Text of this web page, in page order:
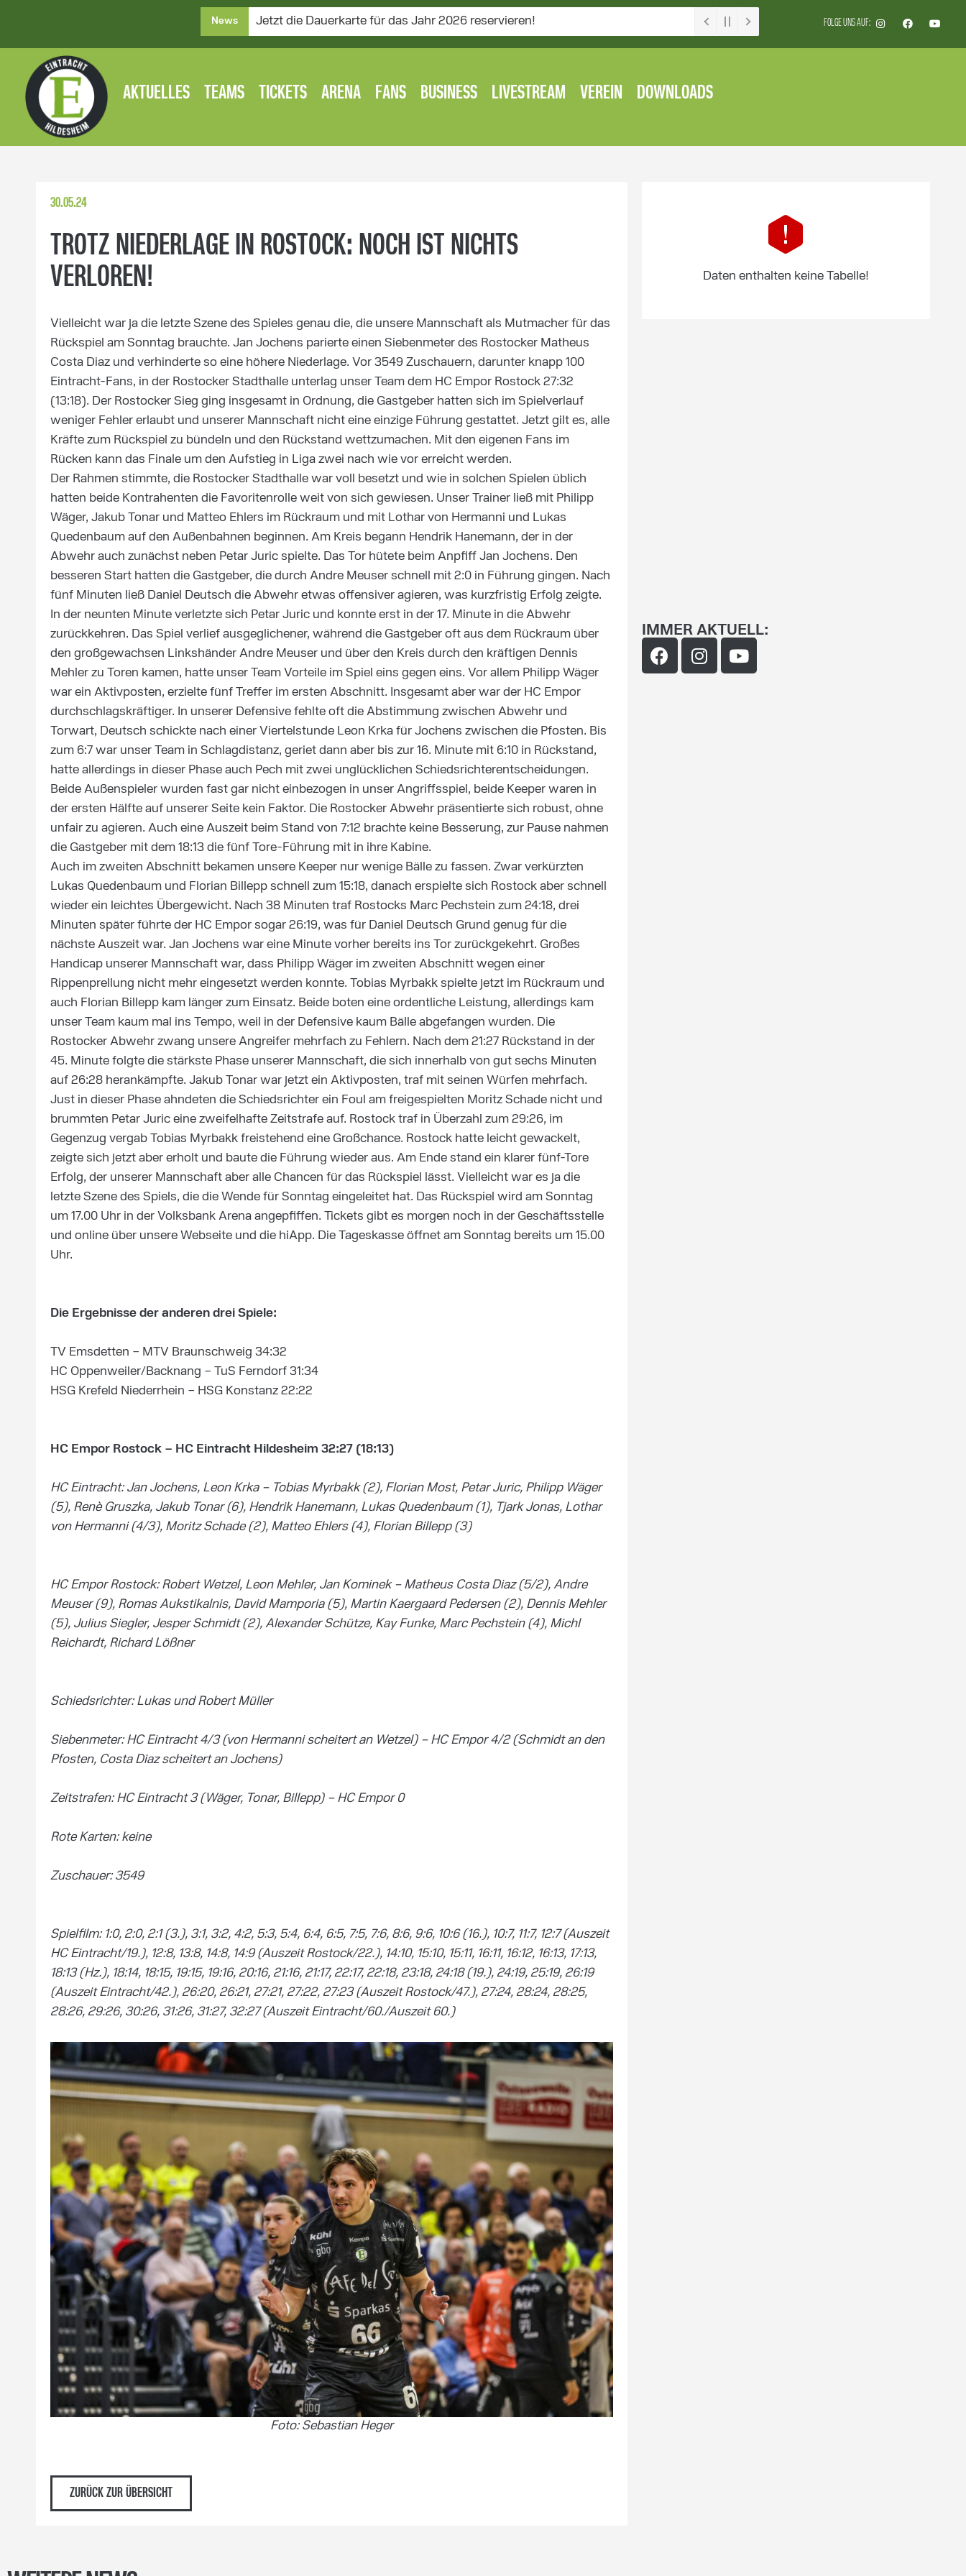
News Jetzt die Dauerkarte für das Jahr 2026 reservieren! FOLGE UNS AUF:
AKTUELLES TEAMS TICKETS ARENA FANS BUSINESS LIVESTREAM VEREIN DOWNLOADS
30.05.24
TROTZ NIEDERLAGE IN ROSTOCK: NOCH IST NICHTS
VERLOREN!
Vielleicht war ja die letzte Szene des Spieles genau die, die unsere Mannschaft als Mutmacher für das
Rückspiel am Sonntag brauchte. Jan Jochens parierte einen Siebenmeter des Rostocker Matheus
Costa Diaz und verhinderte so eine höhere Niederlage. Vor 3549 Zuschauern, darunter knapp 100
Eintracht-Fans, in der Rostocker Stadthalle unterlag unser Team dem HC Empor Rostock 27:32
(13:18). Der Rostocker Sieg ging insgesamt in Ordnung, die Gastgeber hatten sich im Spielverlauf
weniger Fehler erlaubt und unserer Mannschaft nicht eine einzige Führung gestattet. Jetzt gilt es, alle
Kräfte zum Rückspiel zu bündeln und den Rückstand wettzumachen. Mit den eigenen Fans im
Rücken kann das Finale um den Aufstieg in Liga zwei nach wie vor erreicht werden.
Der Rahmen stimmte, die Rostocker Stadthalle war voll besetzt und wie in solchen Spielen üblich
hatten beide Kontrahenten die Favoritenrolle weit von sich gewiesen. Unser Trainer ließ mit Philipp
Wäger, Jakub Tonar und Matteo Ehlers im Rückraum und mit Lothar von Hermanni und Lukas
Quedenbaum auf den Außenbahnen beginnen. Am Kreis begann Hendrik Hanemann, der in der
Abwehr auch zunächst neben Petar Juric spielte. Das Tor hütete beim Anpfiff Jan Jochens. Den
besseren Start hatten die Gastgeber, die durch Andre Meuser schnell mit 2:0 in Führung gingen. Nach
fünf Minuten ließ Daniel Deutsch die Abwehr etwas offensiver agieren, was kurzfristig Erfolg zeigte.
In der neunten Minute verletzte sich Petar Juric und konnte erst in der 17. Minute in die Abwehr
zurückkehren. Das Spiel verlief ausgeglichener, während die Gastgeber oft aus dem Rückraum über
den großgewachsen Linkshänder Andre Meuser und über den Kreis durch den kräftigen Dennis
Mehler zu Toren kamen, hatte unser Team Vorteile im Spiel eins gegen eins. Vor allem Philipp Wäger
war ein Aktivposten, erzielte fünf Treffer im ersten Abschnitt. Insgesamt aber war der HC Empor
durchschlagskräftiger. In unserer Defensive fehlte oft die Abstimmung zwischen Abwehr und
Torwart, Deutsch schickte nach einer Viertelstunde Leon Krka für Jochens zwischen die Pfosten. Bis
zum 6:7 war unser Team in Schlagdistanz, geriet dann aber bis zur 16. Minute mit 6:10 in Rückstand,
hatte allerdings in dieser Phase auch Pech mit zwei unglücklichen Schiedsrichterentscheidungen.
Beide Außenspieler wurden fast gar nicht einbezogen in unser Angriffsspiel, beide Keeper waren in
der ersten Hälfte auf unserer Seite kein Faktor. Die Rostocker Abwehr präsentierte sich robust, ohne
unfair zu agieren. Auch eine Auszeit beim Stand von 7:12 brachte keine Besserung, zur Pause nahmen
die Gastgeber mit dem 18:13 die fünf Tore-Führung mit in ihre Kabine.
Auch im zweiten Abschnitt bekamen unsere Keeper nur wenige Bälle zu fassen. Zwar verkürzten
Lukas Quedenbaum und Florian Billepp schnell zum 15:18, danach erspielte sich Rostock aber schnell
wieder ein leichtes Übergewicht. Nach 38 Minuten traf Rostocks Marc Pechstein zum 24:18, drei
Minuten später führte der HC Empor sogar 26:19, was für Daniel Deutsch Grund genug für die
nächste Auszeit war. Jan Jochens war eine Minute vorher bereits ins Tor zurückgekehrt. Großes
Handicap unserer Mannschaft war, dass Philipp Wäger im zweiten Abschnitt wegen einer
Rippenprellung nicht mehr eingesetzt werden konnte. Tobias Myrbakk spielte jetzt im Rückraum und
auch Florian Billepp kam länger zum Einsatz. Beide boten eine ordentliche Leistung, allerdings kam
unser Team kaum mal ins Tempo, weil in der Defensive kaum Bälle abgefangen wurden. Die
Rostocker Abwehr zwang unsere Angreifer mehrfach zu Fehlern. Nach dem 21:27 Rückstand in der
45. Minute folgte die stärkste Phase unserer Mannschaft, die sich innerhalb von gut sechs Minuten
auf 26:28 herankämpfte. Jakub Tonar war jetzt ein Aktivposten, traf mit seinen Würfen mehrfach.
Just in dieser Phase ahndeten die Schiedsrichter ein Foul am freigespielten Moritz Schade nicht und
brummten Petar Juric eine zweifelhafte Zeitstrafe auf. Rostock traf in Überzahl zum 29:26, im
Gegenzug vergab Tobias Myrbakk freistehend eine Großchance. Rostock hatte leicht gewackelt,
zeigte sich jetzt aber erholt und baute die Führung wieder aus. Am Ende stand ein klarer fünf-Tore
Erfolg, der unserer Mannschaft aber alle Chancen für das Rückspiel lässt. Vielleicht war es ja die
letzte Szene des Spiels, die die Wende für Sonntag eingeleitet hat. Das Rückspiel wird am Sonntag
um 17.00 Uhr in der Volksbank Arena angepfiffen. Tickets gibt es morgen noch in der Geschäftsstelle
und online über unsere Webseite und die hiApp. Die Tageskasse öffnet am Sonntag bereits um 15.00
Uhr.
Die Ergebnisse der anderen drei Spiele:
TV Emsdetten – MTV Braunschweig 34:32
HC Oppenweiler/Backnang – TuS Ferndorf 31:34
HSG Krefeld Niederrhein – HSG Konstanz 22:22
HC Empor Rostock – HC Eintracht Hildesheim 32:27 (18:13)
HC Eintracht: Jan Jochens, Leon Krka – Tobias Myrbakk (2), Florian Most, Petar Juric, Philipp Wäger
(5), Renè Gruszka, Jakub Tonar (6), Hendrik Hanemann, Lukas Quedenbaum (1), Tjark Jonas, Lothar
von Hermanni (4/3), Moritz Schade (2), Matteo Ehlers (4), Florian Billepp (3)
HC Empor Rostock: Robert Wetzel, Leon Mehler, Jan Kominek – Matheus Costa Diaz (5/2), Andre
Meuser (9), Romas Aukstikalnis, David Mamporia (5), Martin Kaergaard Pedersen (2), Dennis Mehler
(5), Julius Siegler, Jesper Schmidt (2), Alexander Schütze, Kay Funke, Marc Pechstein (4), Michl
Reichardt, Richard Lößner
Schiedsrichter: Lukas und Robert Müller
Siebenmeter: HC Eintracht 4/3 (von Hermanni scheitert an Wetzel) – HC Empor 4/2 (Schmidt an den
Pfosten, Costa Diaz scheitert an Jochens)
Zeitstrafen: HC Eintracht 3 (Wäger, Tonar, Billepp) – HC Empor 0
Rote Karten: keine
Zuschauer: 3549
Spielfilm: 1:0, 2:0, 2:1 (3.), 3:1, 3:2, 4:2, 5:3, 5:4, 6:4, 6:5, 7:5, 7:6, 8:6, 9:6, 10:6 (16.), 10:7, 11:7, 12:7 (Auszeit
HC Eintracht/19.), 12:8, 13:8, 14:8, 14:9 (Auszeit Rostock/22.), 14:10, 15:10, 15:11, 16:11, 16:12, 16:13, 17:13,
18:13 (Hz.), 18:14, 18:15, 19:15, 19:16, 20:16, 21:16, 21:17, 22:17, 22:18, 23:18, 24:18 (19.), 24:19, 25:19, 26:19
(Auszeit Eintracht/42.), 26:20, 26:21, 27:21, 27:22, 27:23 (Auszeit Rostock/47.), 27:24, 28:24, 28:25,
28:26, 29:26, 30:26, 31:26, 31:27, 32:27 (Auszeit Eintracht/60./Auszeit 60.)
Foto: Sebastian Heger
ZURÜCK ZUR ÜBERSICHT
Daten enthalten keine Tabelle!
IMMER AKTUELL: